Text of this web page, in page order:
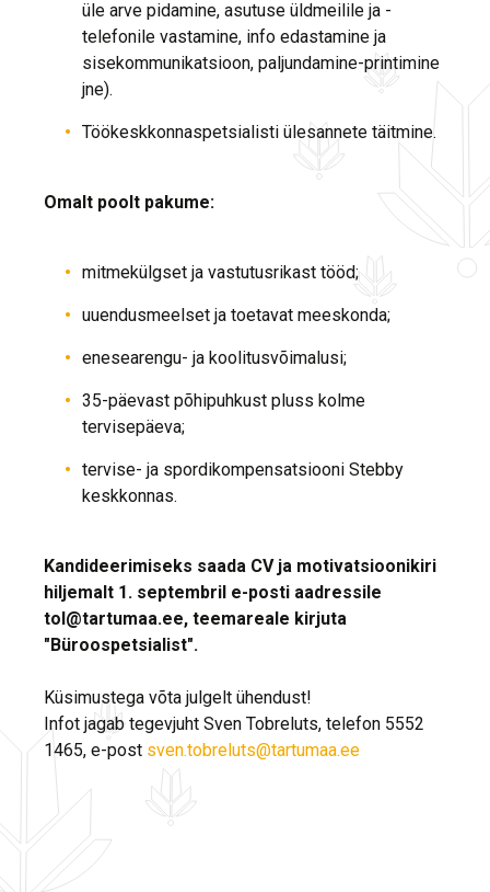
üle arve pidamine, asutuse üldmeilile ja -
telefonile vastamine, info edastamine ja
sisekommunikatsioon, paljundamine-printimine
jne).
Töökeskkonnaspetsialisti ülesannete täitmine.
Omalt poolt pakume:
mitmekülgset ja vastutusrikast tööd;
uuendusmeelset ja toetavat meeskonda;
enesearengu- ja koolitusvõimalusi;
35-päevast põhipuhkust pluss kolme
tervisepäeva;
tervise- ja spordikompensatsiooni Stebby
keskkonnas.
Kandideerimiseks saada CV ja motivatsioonikiri
hiljemalt 1. septembril e-posti aadressile
tol@tartumaa.ee, teemareale kirjuta
"Büroospetsialist".
Küsimustega võta julgelt ühendust!
Infot jagab tegevjuht Sven Tobreluts, telefon 5552
1465, e-post sven.tobreluts@tartumaa.ee